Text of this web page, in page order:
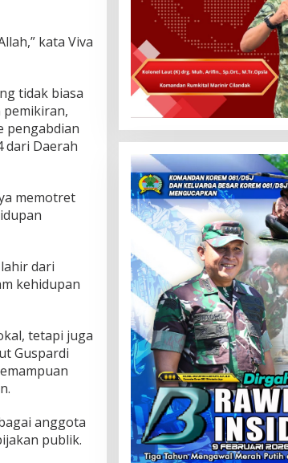
kata Viva
tidak biasa
pengabdian
dari Daerah
memotret
dari
kehidupan
tetapi juga
Guspardi
anggota
publik.